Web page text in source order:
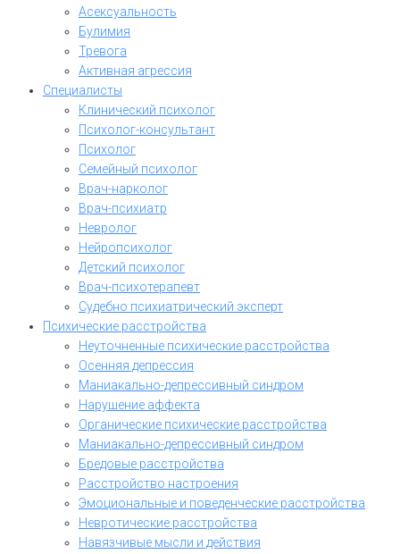
Асексуальность
Булимия
Тревога
Активная агрессия
Специалисты
Клинический психолог
Психолог-консультант
Психолог
Семейный психолог
Врач-нарколог
Врач-психиатр
Невролог
Нейропсихолог
Детский психолог
Врач-психотерапевт
Судебно психиатрический эксперт
Психические расстройства
Неуточненные психические расстройства
Осенняя депрессия
Маниакально-депрессивный синдром
Нарушение аффекта
Органические психические расстройства
Маниакально-депрессивный синдром
Бредовые расстройства
Расстройство настроения
Эмоциональные и поведенческие расстройства
Невротические расстройства
Навязчивые мысли и действия